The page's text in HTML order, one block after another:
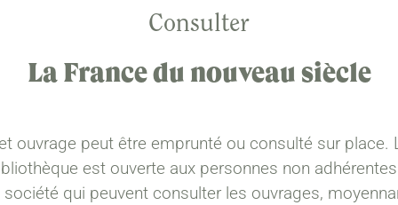
Consulter
La France du nouveau siècle
ouvrage peut être emprunté ou consulté sur place.
est ouverte aux personnes non
société qui peuvent consulter les ouvrages,